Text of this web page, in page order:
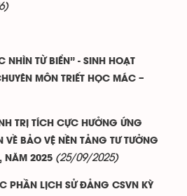
NHÌN TỪ BIỂN” - SINH HOẠT
MÔN TRIẾT HỌC MÁC –
TRỊ TÍCH CỰC HƯỞNG ỨNG
BẢO VỆ NỀN TẢNG TƯ TƯỞNG
NĂM 2025 (25/09/2025)
PHẦN LỊCH SỬ ĐẢNG CSVN KỲ